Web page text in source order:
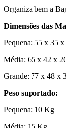
Organiza bem a
Dimensões das
Pequena: 55 x 35
Média: 65 x 42 x
Grande: 77 x 48 x
Peso suportado:
Pequena: 10 Kg
Média: 15 Kg